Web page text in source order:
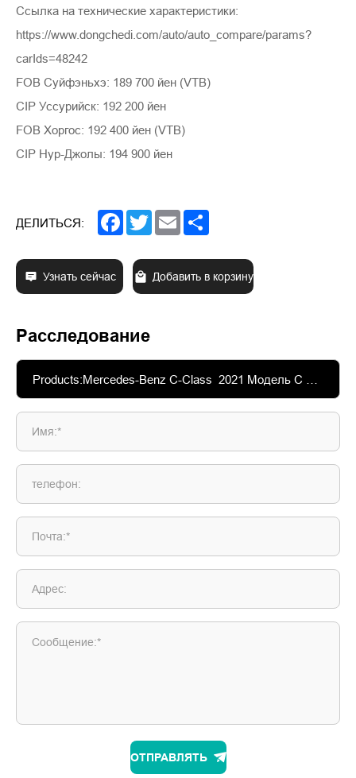
Ссылка на технические характеристики:
https://www.dongchedi.com/auto/auto_compare/params?
carIds=48242
FOB Суйфэньхэ: 189 700 йен (VTB)
CIP Уссурийск: 192 200 йен
FOB Хоргос: 192 400 йен (VTB)
CIP Нур-Джолы: 194 900 йен
ДЕЛИТЬСЯ: Facebook
TwitterEmail
Узнать сейчас Добавить в корзину
Расследование
Имя:*
телефон:
Почта:*
Адрес:
Сообщение:*
ОТПРАВЛЯТЬ